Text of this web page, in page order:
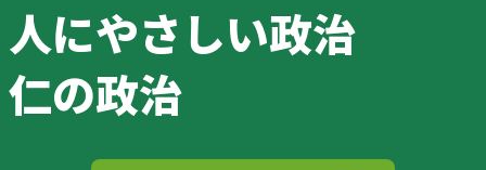
人にやさしい政治
仁の政治